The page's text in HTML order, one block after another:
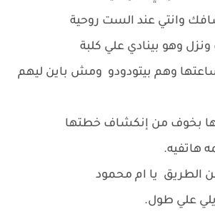
وانتي عند الست روحية
وهو بينادي علي كلبة
وهم بيتودودو ومش باين ليهم
بخوف من إنكشاف خطتها
هاتفيه.
الطريق يا ام محمود
علي طول.